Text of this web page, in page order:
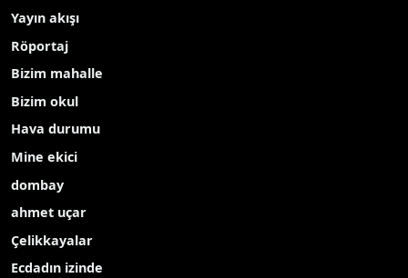
Yayın akışı
Röportaj
Bizim mahalle
Bizim okul
Hava durumu
Mine ekici
dombay
ahmet uçar
Çelikkayalar
Ecdadın izinde